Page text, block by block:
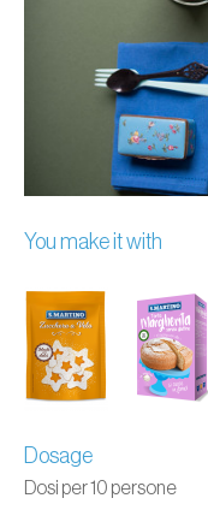
You make it with
Dosage
Dosi per 10 persone